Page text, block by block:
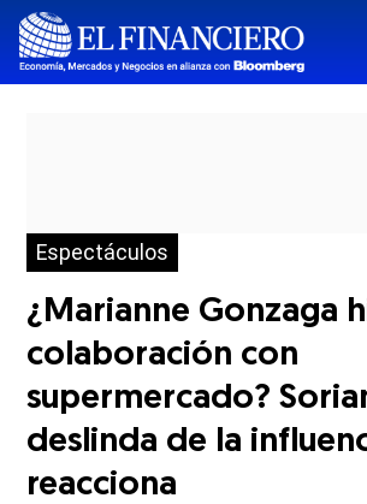
Espectáculos
¿Marianne Gonzaga
colaboración con
supermercado?
deslinda de la
reacciona